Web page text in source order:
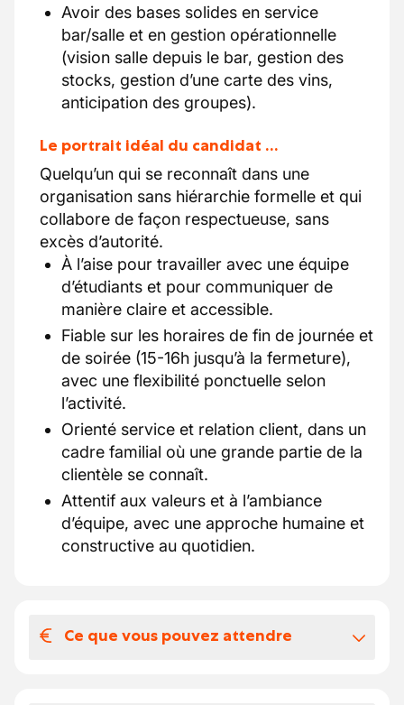
Avoir des bases solides en service
bar/salle et en gestion opérationnelle
(vision salle depuis le bar, gestion des
stocks, gestion d’une carte des vins,
anticipation des groupes).
Le portrait idéal du candidat …
Quelqu’un qui se reconnaît dans une
organisation sans hiérarchie formelle et qui
collabore de façon respectueuse, sans
excès d’autorité.
À l’aise pour travailler avec une équipe
d’étudiants et pour communiquer de
manière claire et accessible.
Fiable sur les horaires de fin de journée et
de soirée (15-16h jusqu’à la fermeture),
avec une flexibilité ponctuelle selon
l’activité.
Orienté service et relation client, dans un
cadre familial où une grande partie de la
clientèle se connaît.
Attentif aux valeurs et à l’ambiance
d’équipe, avec une approche humaine et
constructive au quotidien.
Ce que vous pouvez attendre